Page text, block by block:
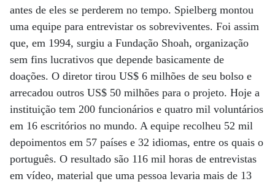
antes de eles se perderem no tempo. Spielberg montou
uma equipe para entrevistar os sobreviventes. Foi assim
que, em 1994, surgiu a Fundação Shoah, organização
sem fins lucrativos que depende basicamente de
doações. O diretor tirou US$ 6 milhões de seu bolso e
arrecadou outros US$ 50 milhões para o projeto. Hoje a
instituição tem 200 funcionários e quatro mil voluntários
em 16 escritórios no mundo. A equipe recolheu 52 mil
depoimentos em 57 países e 32 idiomas, entre os quais o
português. O resultado são 116 mil horas de entrevistas
em vídeo, material que uma pessoa levaria mais de 13